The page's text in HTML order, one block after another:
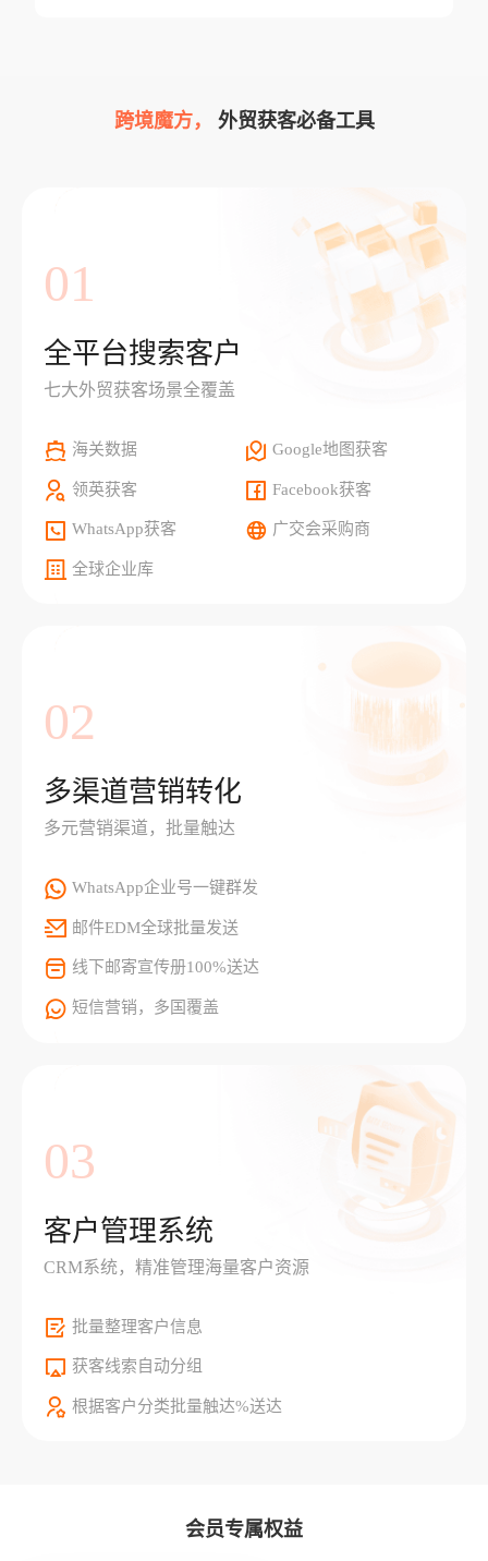
跨境魔方， 外贸获客必备工具
01
全平台搜索客户
七大外贸获客场景全覆盖
海关数据 Google地图获客
领英获客 Facebook获客
WhatsApp获客 广交会采购商
全球企业库
02
多渠道营销转化
多元营销渠道，批量触达
WhatsApp企业号一键群发
邮件EDM全球批量发送
线下邮寄宣传册100%送达
短信营销，多国覆盖
03
客户管理系统
CRM系统，精准管理海量客户资源
批量整理客户信息
获客线索自动分组
根据客户分类批量触达%送达
会员专属权益